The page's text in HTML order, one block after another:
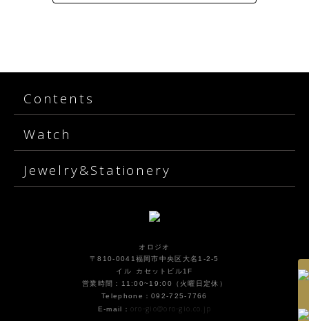
Contents
Watch
Jewelry&Stationery
オロジオ
〒810-0041福岡市中央区大名1-2-5
イル カセットビル1F
営業時間：11:00~19:00（火曜日定休）
Telephone：092-725-7766
E-mail： oro-gio@oro-gio.co.jp